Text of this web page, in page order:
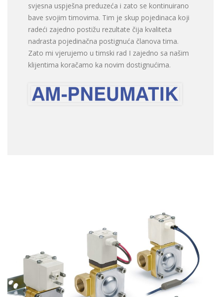
svjesna uspješna preduzeća i zato se kontinuirano
bave svojim timovima. Tim je skup pojedinaca koji
radeći zajedno postižu rezultate čija kvaliteta
nadrasta pojedinačna postignuća članova tima.
Zato mi vjerujemo u timski rad I zajedno sa našim
klijentima koračamo ka novim dostignućima.